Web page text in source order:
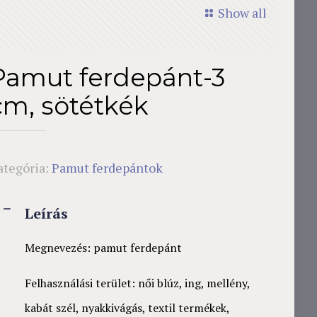
Show all
ferdepánt-3
sötétkék
Pamut ferdepántok
Leírás
Megnevezés: pamut ferdepánt
Felhasználási terület: női blúz, ing, mellény,
kabát szél, nyakkivágás, textil termékek,